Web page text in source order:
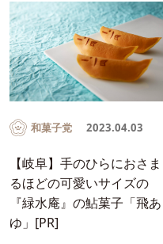
和菓子党 2023.04.03
【岐阜】手のひらにおさま
るほどの可愛いサイズの
『緑水庵』の鮎菓子「飛あ
ゆ」[PR]